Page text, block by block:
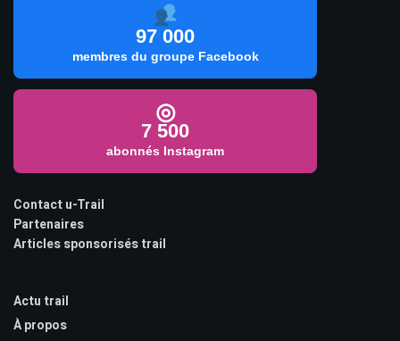
97 000
membres du groupe Facebook
◎
7 500
abonnés Instagram
Contact u-Trail
Partenaires
Articles sponsorisés trail
Actu trail
À propos